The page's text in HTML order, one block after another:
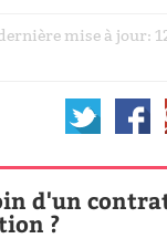
mise à jour:
d'un
?